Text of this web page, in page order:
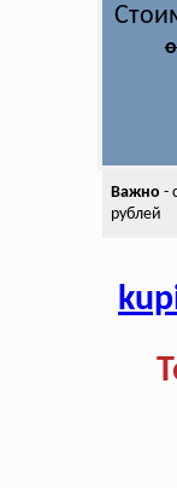
Важно -
рублей